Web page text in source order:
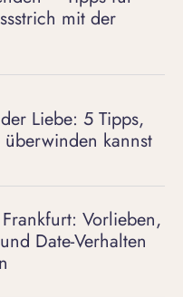
mit der
Liebe: 5 Tipps,
kannst
Vorlieben,
Date-Verhalten